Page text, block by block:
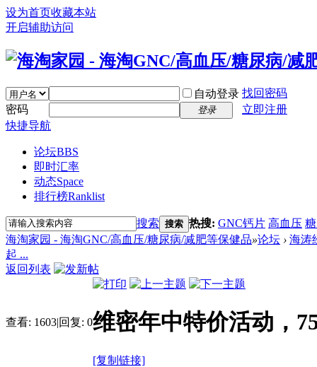
设为首页收藏本站
开启辅助访问
自动登录 找回密码
密码
登录
立即注册
快捷导航
论坛BBS
即时汇率
动态Space
排行榜Ranklist
搜索 搜索 热搜: GNC钙片 高血压
海淘家园 - 海淘GNC/高血压/糖尿病/减肥等保健品»论坛 › 海涛
起 ...
返回列表
查看: 1603|回复: 0维密年中特价活动，
[复制链接]